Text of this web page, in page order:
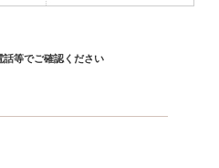
等でご確認ください